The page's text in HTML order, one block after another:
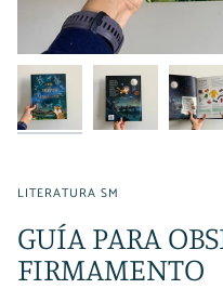
LITERATURA SM
GUÍA PARA
FIRMAMENTO